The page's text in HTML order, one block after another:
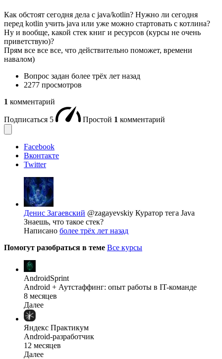
Как обстоят сегодня дела с java/kotlin? Нужно ли сегодня
перед kotlin учить java или уже можно стартовать с котлина?
Ну и вообще, какой стек книг и ресурсов (курсы не очень
приветствую)?
Прям все все все, что действительно поможет, времени
навалом)
Вопрос задан более трёх лет назад
2277 просмотров
1 комментарий
Подписаться 5 Простой 1 комментарий
Facebook
Вконтакте
Twitter
Денис Загаевский @zagayevskiy Куратор тега Java
Знаешь, что такое стек?
Написано более трёх лет назад
Помогут разобраться в теме Все курсы
AndroidSprint
Android + Аутстаффинг: опыт работы в IT-команде
8 месяцев
Далее
Яндекс Практикум
Android-разработчик
12 месяцев
Далее